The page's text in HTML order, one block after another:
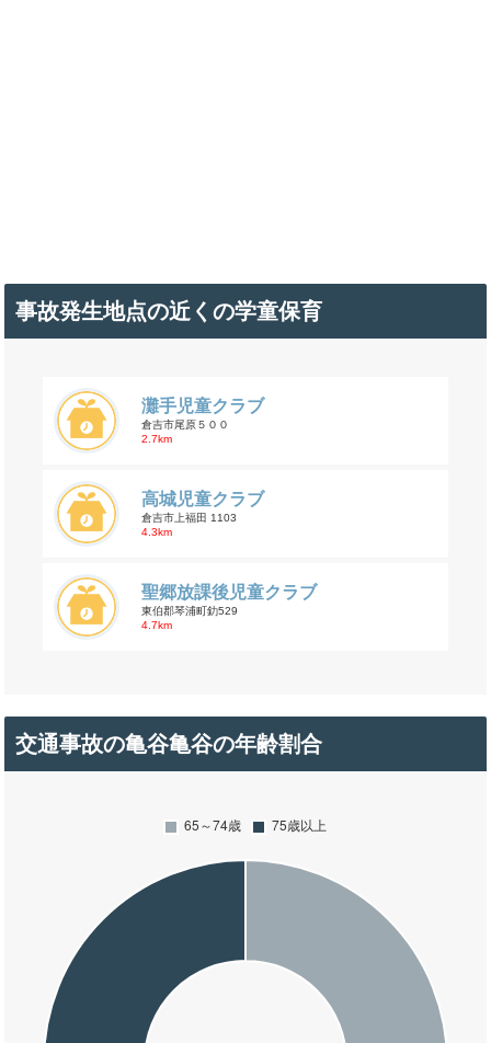
事故発生地点の近くの学童保育
灘手児童クラブ
倉吉市尾原５００
2.7km
高城児童クラブ
倉吉市上福田 1103
4.3km
聖郷放課後児童クラブ
東伯郡琴浦町釛529
4.7km
交通事故の亀谷亀谷の年齢割合